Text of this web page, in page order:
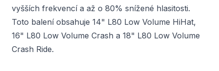
vyšších frekvencí a až o 80% snížené hlasitosti.
Toto balení obsahuje 14" L80 Low Volume HiHat,
16" L80 Low Volume Crash a 18" L80 Low Volume
Crash Ride.